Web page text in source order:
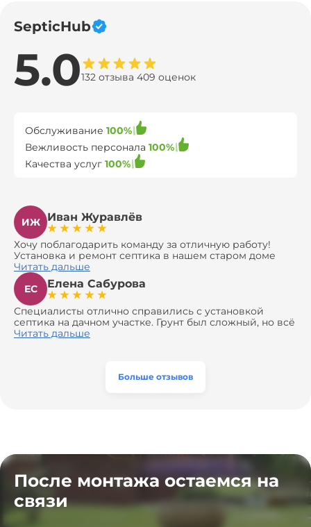
SepticHub
5.0132 отзыва 409 оценок
Обслуживание 100%
Вежливость персонала 100%
Качества услуг 100%
ИЖ Иван Журавлёв
Хочу поблагодарить команду за отличную работу!
Установка и ремонт септика в нашем старом доме
оказались сложной задачей, но ребята справились на
все 100%. Всё сделали аккуратно и профессионально.
Давали полезные рекомендации, не пытались
навязать ничего лишнего, помогли с выбором и
доставкой материалов, что позволило нам
сэкономить. Выполнили монтаж и демонтаж
оборудования, заменили трубы, обновили
эту компанию всем, кто ищет надёжных
Читать дальше
ЕС
Елена Сабурова
Специалисты отлично справились с установкой
септика на дачном участке. Грунт был сложный, но всё
сделали быстро и аккуратно. Помогли выбрать
Читать дальше
Больше отзывов
После монтажа остаемся на
связи